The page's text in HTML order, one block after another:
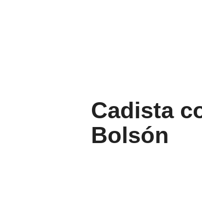
Cadista
Bolsón